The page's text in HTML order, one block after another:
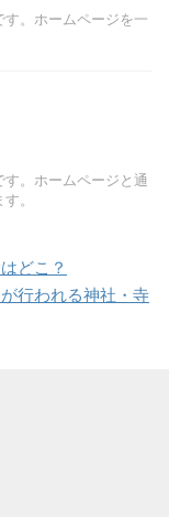
。ホームページを一
。ホームページと通
。
どこ？
行われる神社・寺